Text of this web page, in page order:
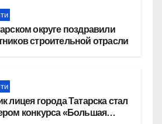
округе поздравили
строительной отрасли
лицея города Татарска стал
конкурса «Большая